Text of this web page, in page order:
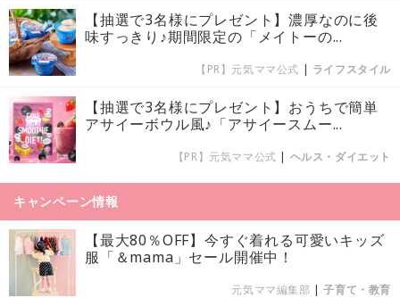
【抽選で3名様にプレゼント】濃厚なのに後
味すっきり♪期間限定の「メイトーの...
【PR】元気ママ公式 | ライフスタイル
【抽選で3名様にプレゼント】おうちで簡単
アサイーボウル風♪「アサイースムー...
【PR】元気ママ公式 | ヘルス・ダイエット
キャンペーン情報
【最大80％OFF】今すぐ着れる可愛いキッズ
服「＆mama」セール開催中！
元気ママ編集部 |子育て・教育